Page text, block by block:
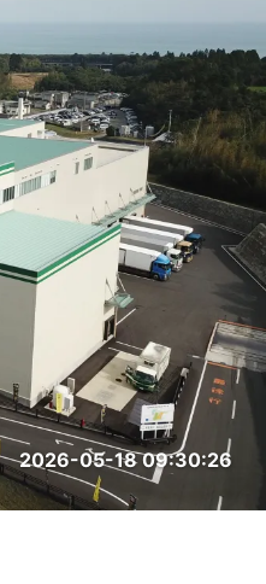
2026-05-18 09:30:26